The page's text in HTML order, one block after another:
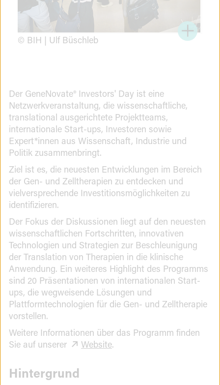
© BIH | Ulf Büschleb
Der GeneNovate® Investors' Day ist eine
Netzwerkveranstaltung, die wissenschaftliche,
translational ausgerichtete Projektteams,
internationale Start-ups, Investoren sowie
Expert*innen aus Wissenschaft, Industrie und
Politik zusammenbringt.
Ziel ist es, die neuesten Entwicklungen im Bereich
der Gen- und Zelltherapien zu entdecken und
vielversprechende Investitionsmöglichkeiten zu
identifizieren.
Der Fokus der Diskussionen liegt auf den neuesten
wissenschaftlichen Fortschritten, innovativen
Technologien und Strategien zur Beschleunigung
der Translation von Therapien in die klinische
Anwendung. Ein weiteres Highlight des Programms
sind 20 Präsentationen von internationalen Start-
ups, die wegweisende Lösungen und
Plattformtechnologien für die Gen- und Zelltherapie
vorstellen.
Weitere Informationen über das Programm finden
Sie auf unserer
Website.
Hintergrund